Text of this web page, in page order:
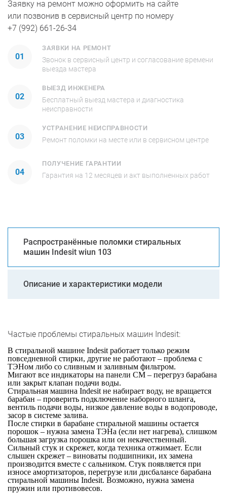
Заявку на ремонт можно оформить на сайте
или позвонив в сервисный центр по номеру
+7 (992) 661-26-34
01
ЗАЯВКИ НА РЕМОНТ
Звонок в сервисный центр и согласование времени
выезда мастера
02
ВЫЕЗД ИНЖЕНЕРА
Бесплатный выезд мастера и диагностика
неисправности
03
УСТРАНЕНИЕ НЕИСПРАВНОСТИ
Ремонт поломки на месте или в сервисном центре
04
ПОЛУЧЕНИЕ ГАРАНТИИ
Гарантия на 12 месяцев и акт выполненных работ
Распространённые поломки стиральных
машин Indesit wiun 103
Описание и характеристики модели
Частые проблемы стиральных машин Indesit:
В стиральной машине Indesit работает только режим
повседневной стирки, другие не работают – проблема с
ТЭНом либо со сливным и заливным фильтром.
Мигают все индикаторы на панели СМ – перегруз барабана
или закрыт клапан подачи воды.
Стиральная машина Indesit не набирает воду, не вращается
барабан – проверить подключение наборного шланга,
вентиль подачи воды, низкое давление воды в водопроводе,
засор в системе залива.
После стирки в барабане стиральной машины остается
порошок – нужна замена ТЭНа (если нет нагрева), слишком
большая загрузка порошка или он некачественный.
Сильный стук и скрежет, когда техника отжимает. Если
слышен скрежет – виноваты подшипники, их замена
производится вместе с сальником. Стук появляется при
износе амортизаторов, перегрузе или дисбалансе барабана
стиральной машины Indesit. Возможно, нужна замена
пружин или противовесов.